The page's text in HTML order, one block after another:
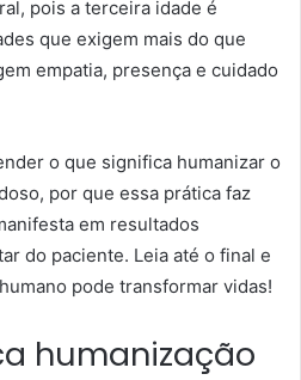
pois a terceira idade é
que exigem mais do que
empatia, presença e cuidado
o que significa humanizar o
por que essa prática faz
em resultados
do paciente. Leia até o final e
pode transformar vidas!
humanização